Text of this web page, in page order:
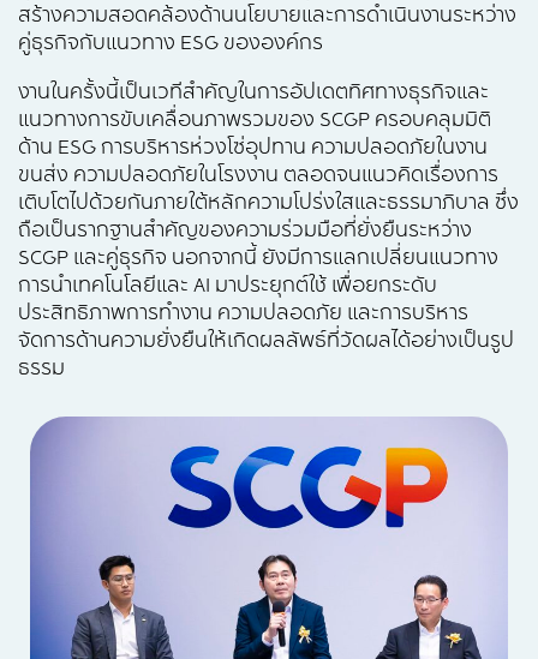
สร้างความสอดคล้องด้านนโยบายและการดำเนินงานระหว่าง
คู่ธุรกิจกับแนวทาง ESG ขององค์กร
งานในครั้งนี้เป็นเวทีสำคัญในการอัปเดตทิศทางธุรกิจและ
แนวทางการขับเคลื่อนภาพรวมของ SCGP ครอบคลุมมิติ
ด้าน ESG การบริหารห่วงโซ่อุปทาน ความปลอดภัยในงาน
ขนส่ง ความปลอดภัยในโรงงาน ตลอดจนแนวคิดเรื่องการ
เติบโตไปด้วยกันภายใต้หลักความโปร่งใสและธรรมาภิบาล ซึ่ง
ถือเป็นรากฐานสำคัญของความร่วมมือที่ยั่งยืนระหว่าง
SCGP และคู่ธุรกิจ นอกจากนี้ ยังมีการแลกเปลี่ยนแนวทาง
การนำเทคโนโลยีและ AI มาประยุกต์ใช้ เพื่อยกระดับ
ประสิทธิภาพการทำงาน ความปลอดภัย และการบริหาร
จัดการด้านความยั่งยืนให้เกิดผลลัพธ์ที่วัดผลได้อย่างเป็นรูป
ธรรม